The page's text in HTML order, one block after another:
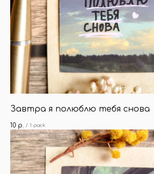
Завтра я полюблю тебя снова
10 р. / 1 pack